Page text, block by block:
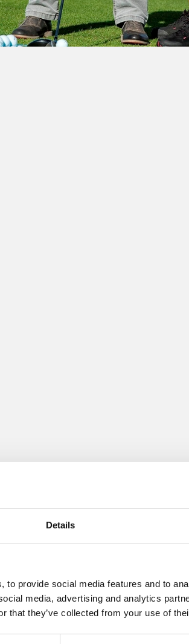
Details
to provide social media features and to
media, advertising and analytics
that they’ve collected from your use of
Golf Akademi